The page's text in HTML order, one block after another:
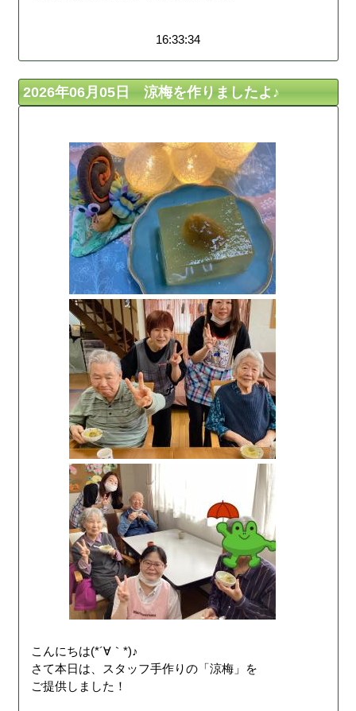
16:33:34
2026年06月05日 涼梅を作りましたよ♪
こんにちは(*´∀｀*)♪
さて本日は、スタッフ手作りの「涼梅」を
ご提供しました！